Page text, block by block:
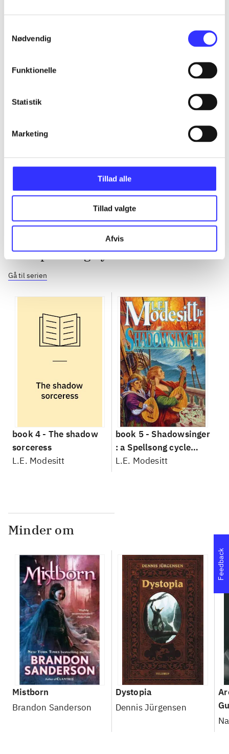
Nødvendig
Funktionelle
Statistik
Marketing
Tillad alle
Tillad valgte
Afvis
...
The spellsong cycle
Gå til serien
book 4 - The shadow
sorceress
L.E. Modesitt
book 5 - Shadowsinger
: a Spellsong cycle
novel
L.E. Modesitt
Minder om
Mistborn
Brandon Sanderson
Dystopia
Dennis Jürgensen
Feedback